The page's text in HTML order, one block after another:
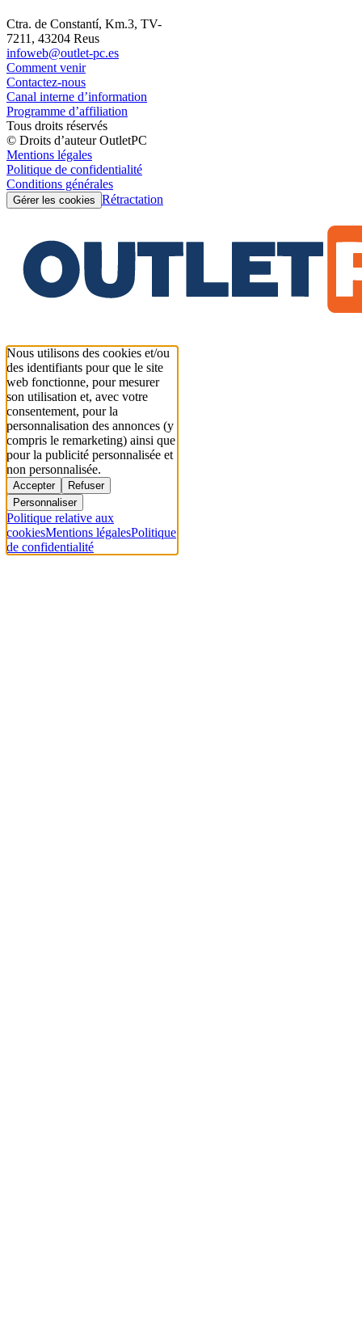
Ctra. de Constantí, Km.3, TV-
7211, 43204 Reus
infoweb@outlet-pc.es
Comment venir
Contactez-nous
Canal interne d’information
Programme d’affiliation
Tous droits réservés
© Droits d’auteur OutletPC
Mentions légales
Politique de confidentialité
Conditions générales
Gérer les cookies Rétractation
Nous utilisons des cookies et/ou
des identifiants pour que le site
web fonctionne, pour mesurer
son utilisation et, avec votre
consentement, pour la
personnalisation des annonces (y
compris le remarketing) ainsi que
pour la publicité personnalisée et
non personnalisée.
Accepter
Refuser
Personnaliser
Politique relative aux
cookiesMentions légalesPolitique
de confidentialité